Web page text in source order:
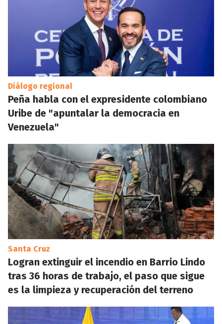
Diálogo regional
Peña habla con el expresidente colombiano
Uribe de "apuntalar la democracia en
Venezuela"
Santa Cruz
Logran extinguir el incendio en Barrio Lindo
tras 36 horas de trabajo, el paso que sigue
es la limpieza y recuperación del terreno